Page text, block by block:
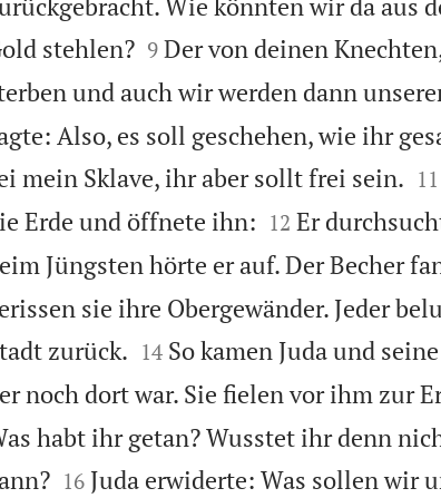
Wie könnten wir da aus
stehlen?
9 Der von deinen
und auch wir werden dann
Also, es soll geschehen, wie ihr
mein Sklave, ihr aber sollt frei sein.
11
Erde und öffnete ihn:
12 Er
Jüngsten hörte er auf. Der Becher
sie ihre Obergewänder. Jeder
zurück.
14 So kamen Juda und
noch dort war. Sie fielen vor ihm zur
habt ihr getan? Wusstet ihr denn

16 Juda erwiderte: Was sollen wir